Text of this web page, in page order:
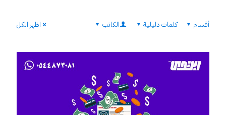
أقسام كلمات دليلية الكاتب اظهر الكل